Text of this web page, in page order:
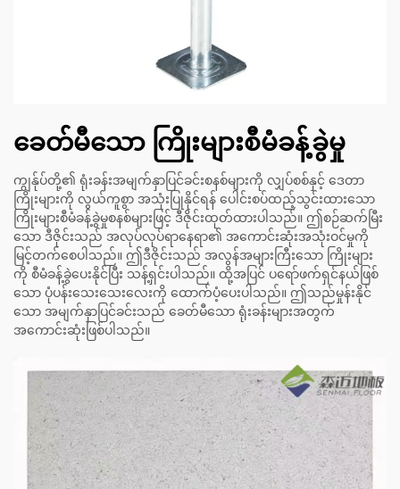
ခေတ်မီသော ကြိုးများစီမံခန့်ခွဲမှု
ကျွန်ုပ်တို့၏ ရုံးခန်းအမျက်နှာပြင်ခင်းစနစ်များကို လျှပ်စစ်နှင့် ဒေတာ
ကြိုးများကို လွယ်ကူစွာ အသုံးပြုနိုင်ရန် ပေါင်းစပ်ထည့်သွင်းထားသော
ကြိုးများစီမံခန့်ခွဲမှုစနစ်များဖြင့် ဒီဇိုင်းထုတ်ထားပါသည်။ ဤစဉ်ဆက်မြီး
သော ဒီဇိုင်းသည် အလုပ်လုပ်ရာနေရာ၏ အကောင်းဆုံးအသုံးဝင်မှုကို
မြင့်တက်စေပါသည်။ ဤဒီဇိုင်းသည် အလွန်အများကြီးသော ကြိုးများ
ကို စီမံခန့်ခွဲပေးနိုင်ပြီး သန့်ရှင်းပါသည်။ ထို့အပြင် ပရော်ဖက်ရှင်နယ်ဖြစ်
သော ပုံပန်းသေးသေးလေးကို ထောက်ပံ့ပေးပါသည်။ ဤသည်မှုန်းနိုင်
သော အမျက်နှာပြင်ခင်းသည် ခေတ်မီသော ရုံးခန်းများအတွက်
အကောင်းဆုံးဖြစ်ပါသည်။